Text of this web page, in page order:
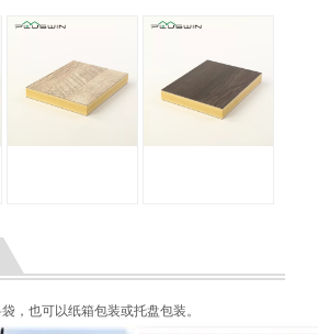
，也可以纸箱包装或托盘包装。